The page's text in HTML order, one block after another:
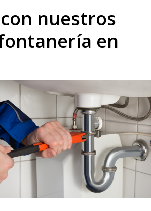
nuestros
en